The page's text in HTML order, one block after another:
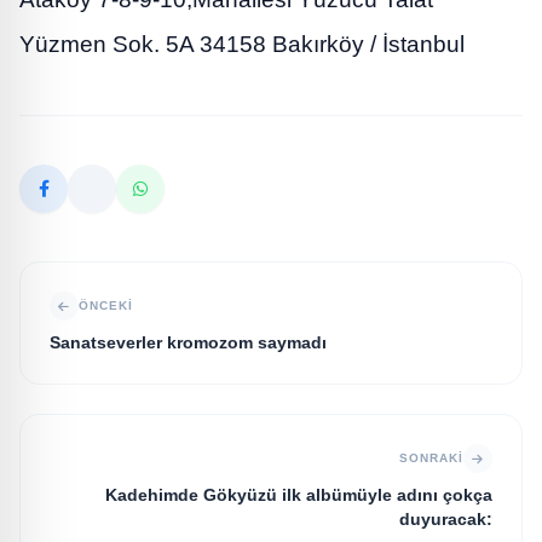
Yüzmen Sok. 5A 34158 Bakırköy / İstanbul
ÖNCEKI
Sanatseverler kromozom saymadı
SONRAKI
Kadehimde Gökyüzü ilk albümüyle adını çokça
duyuracak: